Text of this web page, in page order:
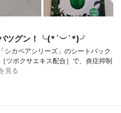
ツグン！╰(*´︶`*)╯
シカペアシリーズ」のシートパック
ツボクサエキス配合］で、炎症抑制
見る